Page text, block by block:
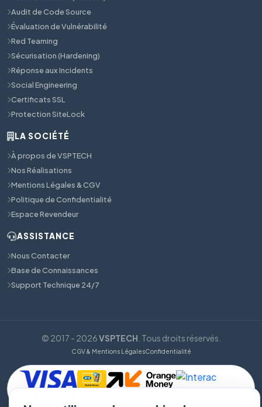
Audit de Code Source
Évaluation de Vulnérabilité
Red Teaming
Sécurisation (Hardening)
Réponse aux Incidents
Social Engineering
Certificats SSL
Protection SiteLock
LA SOCIÉTÉ
À propos de VSPTECH
Nos Réalisations
Mentions Légales & CGV
Politique de Confidentialité
Espace Revendeur
ASSISTANCE
Nous Contacter
Base de Connaissances
Support Technique 24/7
© 2017 - 2026VSPTECH . Tous droits réservés.
CGV & Mentions LégalesConfidentialité